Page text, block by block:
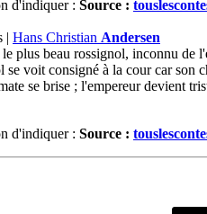
d'indiquer : Source :
| Hans Christian Andersen
plus beau rossignol, inconnu
voit consigné à la cour car
se brise ; l'empereur devient
d'indiquer : Source :